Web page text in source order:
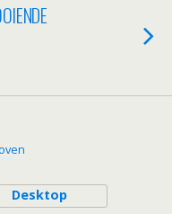
Desktop